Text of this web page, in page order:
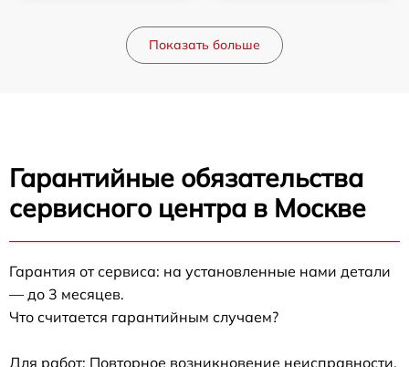
Показать больше
Гарантийные обязательства
сервисного центра в Москве
Гарантия от сервиса: на установленные нами детали
— до 3 месяцев.
Что считается гарантийным случаем?
Для работ: Повторное возникновение неисправности,